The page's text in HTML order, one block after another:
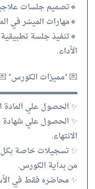
🔸تصميم جلسات
🔸مهارات الميسّر في
🔸تنفيذ جلسة
الأداء.
💌 *مميزات الكورس*
✨ الحصول علي
✨ الحصول علي
الانتهاء.
من بداية الكورس.
✨ محاضره فقط في